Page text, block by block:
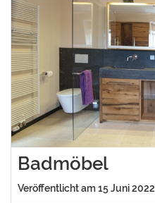
Badmöbel
Veröffentlicht am 15 Juni 2022